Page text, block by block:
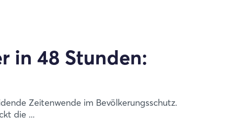
in 48 Stunden:
Zeitenwende im Bevölkerungsschutz.
die ...